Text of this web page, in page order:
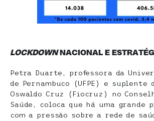
LOCKDOWNNACIONAL E
Petra Duarte, professora da
de Pernambuco (UFPE) e suplente
Oswaldo Cruz (Fiocruz) no
Saúde, coloca que há uma grande
com a pressão sobre a rede de